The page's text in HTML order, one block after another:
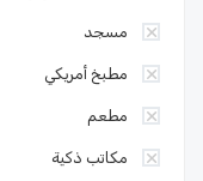
مسجد
مطبخ أمريكي
مطعم
مكاتب ذكية